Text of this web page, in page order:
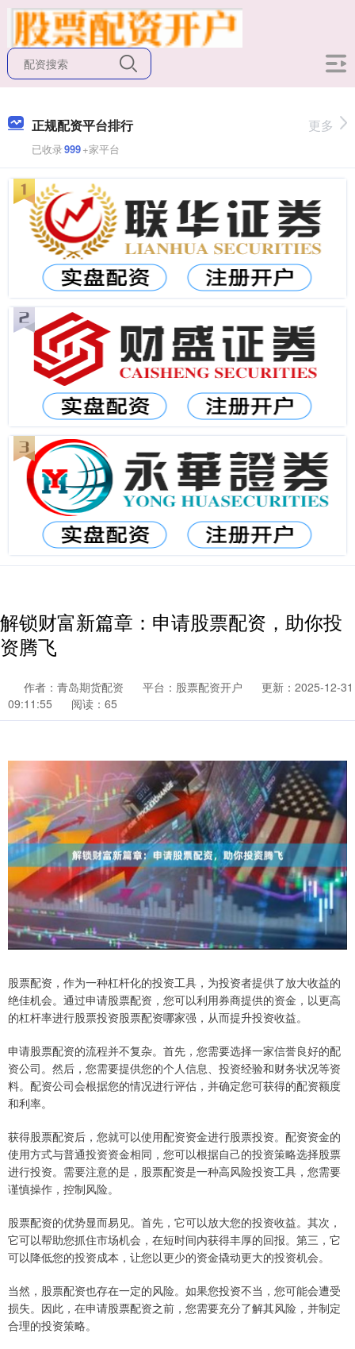
正规配资平台排行
已收录999+家平台
更多
解锁财富新篇章：申请股票配资，助你投
资腾飞
作者：青岛期货配资 平台：股票配资开户
更新：2025-12-31
09:11:55
阅读：65
股票配资，作为一种杠杆化的投资工具，为投资者提供了放大收益的
绝佳机会。通过申请股票配资，您可以利用券商提供的资金，以更高
的杠杆率进行股票投资股票配资哪家强，从而提升投资收益。
申请股票配资的流程并不复杂。首先，您需要选择一家信誉良好的配
资公司。然后，您需要提供您的个人信息、投资经验和财务状况等资
料。配资公司会根据您的情况进行评估，并确定您可获得的配资额度
和利率。
获得股票配资后，您就可以使用配资资金进行股票投资。配资资金的
使用方式与普通投资资金相同，您可以根据自己的投资策略选择股票
进行投资。需要注意的是，股票配资是一种高风险投资工具，您需要
谨慎操作，控制风险。
股票配资的优势显而易见。首先，它可以放大您的投资收益。其次，
它可以帮助您抓住市场机会，在短时间内获得丰厚的回报。第三，它
可以降低您的投资成本，让您以更少的资金撬动更大的投资机会。
当然，股票配资也存在一定的风险。如果您投资不当，您可能会遭受
损失。因此，在申请股票配资之前，您需要充分了解其风险，并制定
合理的投资策略。